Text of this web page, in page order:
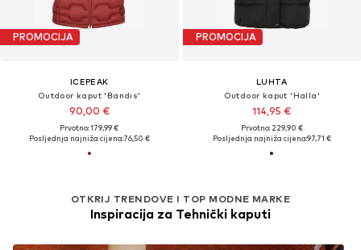
PROMOCIJA
ICEPEAK
Outdoor kaput 'Bandis'
90,00 €
Prvotno: 179,99 €
Posljednja najniža cijena:76,50 €
PROMOCIJA
LUHTA
Outdoor kaput 'Halla'
114,95 €
Prvotno: 229,90 €
Posljednja najniža cijena:97,71 €
OTKRIJ TRENDOVE I TOP MODNE MARKE
Inspiracija za Tehnički kaputi